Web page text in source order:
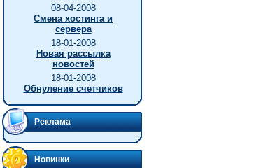
08-04-2008
Смена хостинга и
сервера
18-01-2008
Новая рассылка
новостей
18-01-2008
Обнуление счетчиков
Реклама
Новинки